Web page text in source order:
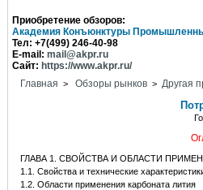
Приобретение обзоров:
Академия Конъюнктуры
Тел: +7(499) 246-40-98
E-mail: mail@akpr.ru
Сайт: https://www.akpr.ru/
Главная > Обзоры рынков > Другая
ГЛАВА 1. СВОЙСТВА И ОБЛАСТИ
1.1. Свойства и технические
1.2. Области применения карбоната лития